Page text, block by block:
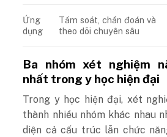
Ứng
dụng
Tầm soát, chẩn đoán và
theo dõi chuyên sâu
Ba nhóm xét nghiệm
nhất trong y học hiện đại
Trong y học hiện đại, xét
thành nhiều nhóm khác nhau
diện cả cấu trúc lẫn chức